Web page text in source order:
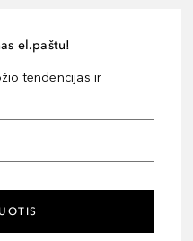
el.paštu!
tendencijas ir